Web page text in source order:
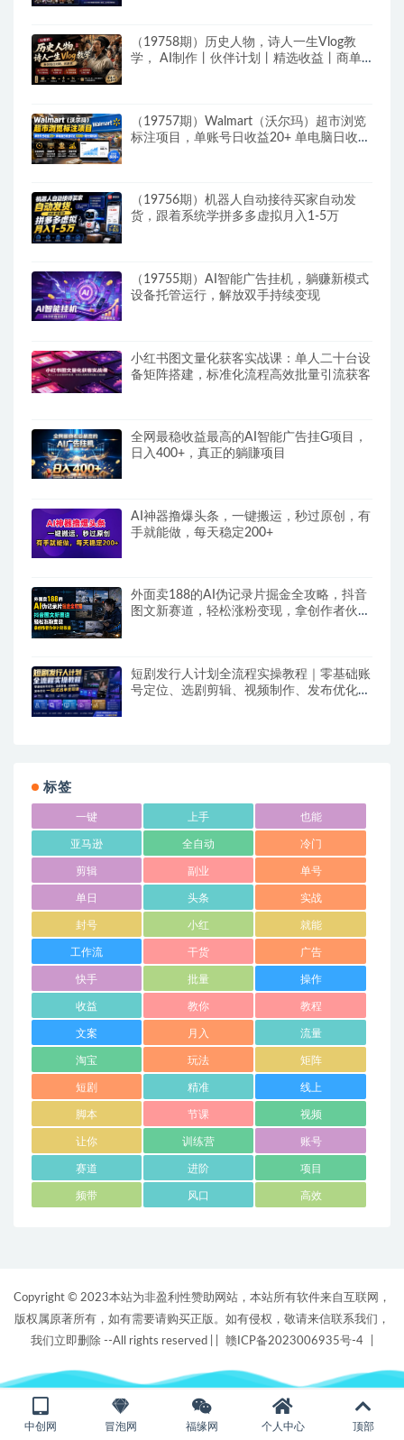
（19758期）历史人物，诗人一生Vlog教
学， AI制作丨伙伴计划丨精选收益丨商单
（19757期）Walmart（沃尔玛）超市浏览
标注项目，单账号日收益20+ 单电脑日收益
（19756期）机器人自动接待买家自动发
货，跟着系统学拼多多虚拟月入1-5万
（19755期）AI智能广告挂机，躺赚新模式
设备托管运行，解放双手持续变现
小红书图文量化获客实战课：单人二十台设
备矩阵搭建，标准化流程高效批量引流获客
全网最稳收益最高的AI智能广告挂G项目，
日入400+，真正的躺賺项目
AI神器撸爆头条，一键搬运，秒过原创，有
手就能做，每天稳定200+
外面卖188的AI伪记录片掘金全攻略，抖音
图文新赛道，轻松涨粉变现，拿创作者伙伴
短剧发行人计划全流程实操教程｜零基础账
号定位、选剧剪辑、视频制作、发布优化一
标签
一键 上手 也能
亚马逊 全自动 冷门
剪辑 副业 单号
单日 头条 实战
封号 小红 就能
工作流 干货 广告
快手 批量 操作
收益 教你 教程
文案 月入 流量
淘宝 玩法 矩阵
短剧 精准 线上
脚本 节课 视频
让你 训练营 账号
赛道 进阶 项目
频带 风口 高效
Copyright © 2023本站为非盈利性赞助网站，本站所有软件来自互联网，
版权属原著所有，如有需要请购买正版。如有侵权，敬请来信联系我们，
我们立即删除 --All rights reserved |
赣ICP备2023006935号-4
中创网 冒泡网 福缘网 个人中心 顶部